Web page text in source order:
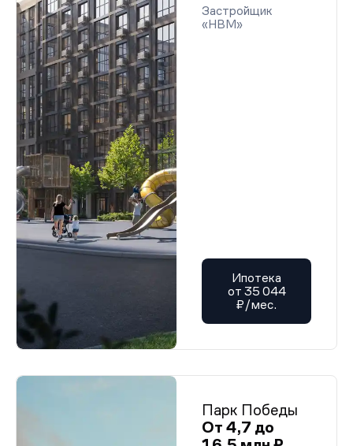
Застройщик
«НВМ»
Ипотека
от 35 044
₽/мес.
Парк Победы
От 4,7 до